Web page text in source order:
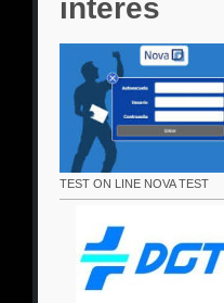
interés
TEST ON LINE NOVA TEST